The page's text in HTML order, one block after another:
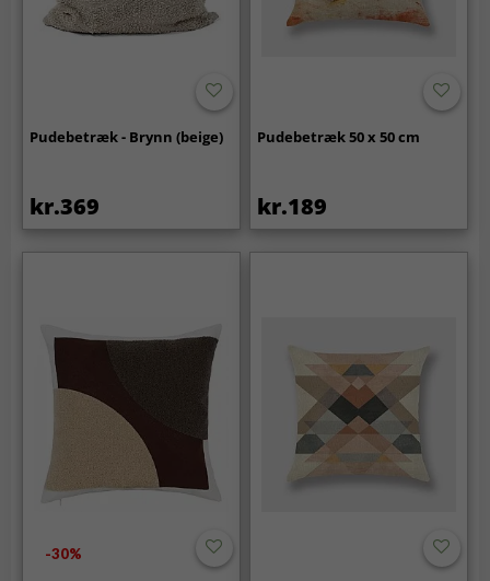
Pudebetræk - Brynn (beige)
kr.369
Pudebetræk 50 x 50 cm
kr.189
-30%